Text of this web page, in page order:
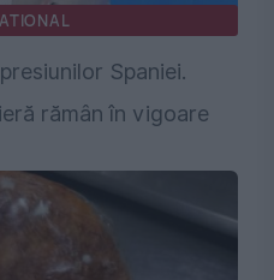
Spaniei.
rămân în vigoare